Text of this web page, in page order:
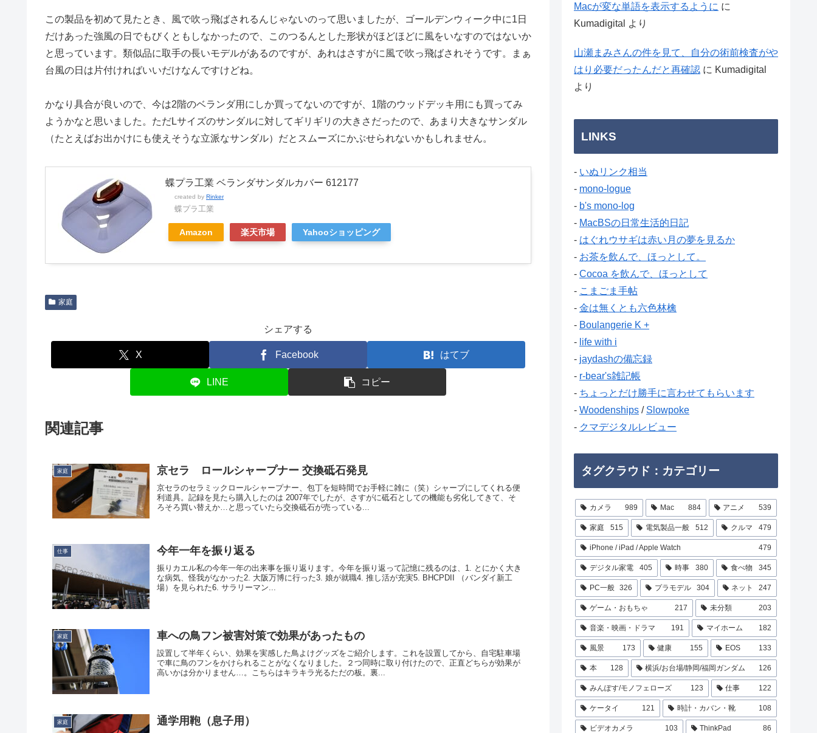
この製品を初めて見たとき、風で吹っ飛ばされるんじゃないのって思いましたが、ゴールデンウィーク中に1日
だけあった強風の日でもびくともしなかったので、このつるんとした形状がほどほどに風をいなすのではないか
と思っています。類似品に取手の長いモデルがあるのですが、あれはさすがに風で吹っ飛ばされそうです。まぁ
台風の日は片付ければいいだけなんですけどね。
かなり具合が良いので、今は2階のベランダ用にしか買ってないのですが、1階のウッドデッキ用にも買ってみ
ようかなと思いました。ただLサイズのサンダルに対してギリギリの大きさだったので、あまり大きなサンダル
（たとえばお出かけにも使えそうな立派なサンダル）だとスムーズにかぶせられないかもしれません。
蝶プラ工業 ベランダサンダルカバー 612177
created by Rinker
蝶プラ工業
Amazon 楽天市場 Yahooショッピング
家庭
シェアする
X Facebook はてブ
LINE コピー
関連記事
家庭 京セラ ロールシャープナー 交換砥石発見
京セラのセラミックロールシャープナー、包丁を短時間でお手軽に雑に（笑）シャープにしてくれる便
利道具。記録を見たら購入したのは 2007年でしたが、さすがに砥石としての機能も劣化してきて、そ
ろそろ買い替えか…と思っていたら交換砥石が売っている...
仕事 今年一年を振り返る
振りカエル私の今年一年の出来事を振り返ります。今年を振り返って記憶に残るのは、1. とにかく大き
な病気、怪我がなかった2. 大阪万博に行った3. 娘が就職4. 推し活が充実5. BHCPDII （バンダイ新工
場）を見られた6. サラリーマン...
家庭 車への鳥フン被害対策で効果があったもの
設置して半年くらい、効果を実感した鳥よけグッズをご紹介します。これを設置してから、自宅駐車場
で車に鳥のフンをかけられることがなくなりました。２つ同時に取り付けたので、正直どちらが効果が
高いかは分かりません…。こちらはキラキラ光るただの板。裏...
家庭 通学用鞄（息子用）
Macが変な単語を表示するように に
Kumadigital
より
山瀬まみさんの件を見て、自分の術前検査がや
はり必要だったんだと再確認 に Kumadigital
より
LINKS
- いぬリンク相当
- mono-logue
- b's mono-log
- MacBSの日常生活的日記
- はぐれウサギは赤い月の夢を見るか
- お茶を飲んで、ほっとして。
- Cocoa を飲んで、ほっとして
- こまごま手帖
- 金は無くとも六色林檎
- Boulangerie K +
- life with i
- jaydashの備忘録
- r-bear's雑記帳
- ちょっとだけ勝手に言わせてもらいます
- Woodenships / Slowpoke
- クマデジタルレビュー
タグクラウド：カテゴリー
カメラ 989 Mac 884 アニメ 539
家庭 515 電気製品一般 512 クルマ 479
iPhone / iPad / Apple Watch 479
デジタル家電 405 時事 380 食べ物 345
PC一般 326 プラモデル 304 ネット 247
ゲーム・おもちゃ 217 未分類 203
音楽・映画・ドラマ 191 マイホーム 182
風景 173 健康 155 EOS 133
本 128 横浜/お台場/静岡/福岡ガンダム 126
みんぽす/モノフェローズ 123 仕事 122
ケータイ 121 時計・カバン・靴 108
ビデオカメラ 103 ThinkPad 86